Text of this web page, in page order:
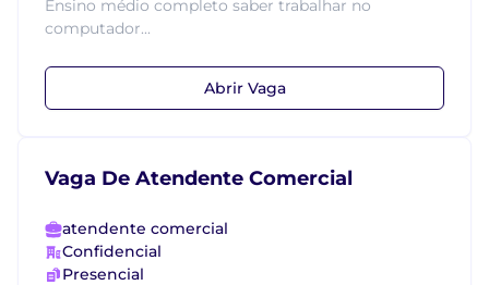
Ensino médio completo saber trabalhar no
computador...
Abrir Vaga
Vaga De Atendente Comercial
atendente comercial
Confidencial
Presencial